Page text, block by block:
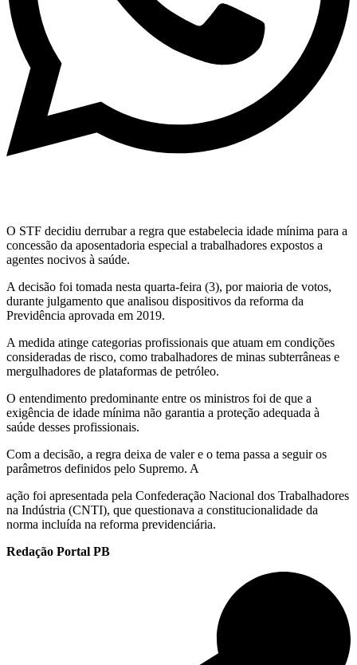
O STF decidiu derrubar a regra que estabelecia idade mínima para a
concessão da aposentadoria especial a trabalhadores expostos a
agentes nocivos à saúde.
A decisão foi tomada nesta quarta-feira (3), por maioria de votos,
durante julgamento que analisou dispositivos da reforma da
Previdência aprovada em 2019.
A medida atinge categorias profissionais que atuam em condições
consideradas de risco, como trabalhadores de minas subterrâneas e
mergulhadores de plataformas de petróleo.
O entendimento predominante entre os ministros foi de que a
exigência de idade mínima não garantia a proteção adequada à
saúde desses profissionais.
Com a decisão, a regra deixa de valer e o tema passa a seguir os
parâmetros definidos pelo Supremo. A
ação foi apresentada pela Confederação Nacional dos Trabalhadores
na Indústria (CNTI), que questionava a constitucionalidade da
norma incluída na reforma previdenciária.
Redação Portal PB